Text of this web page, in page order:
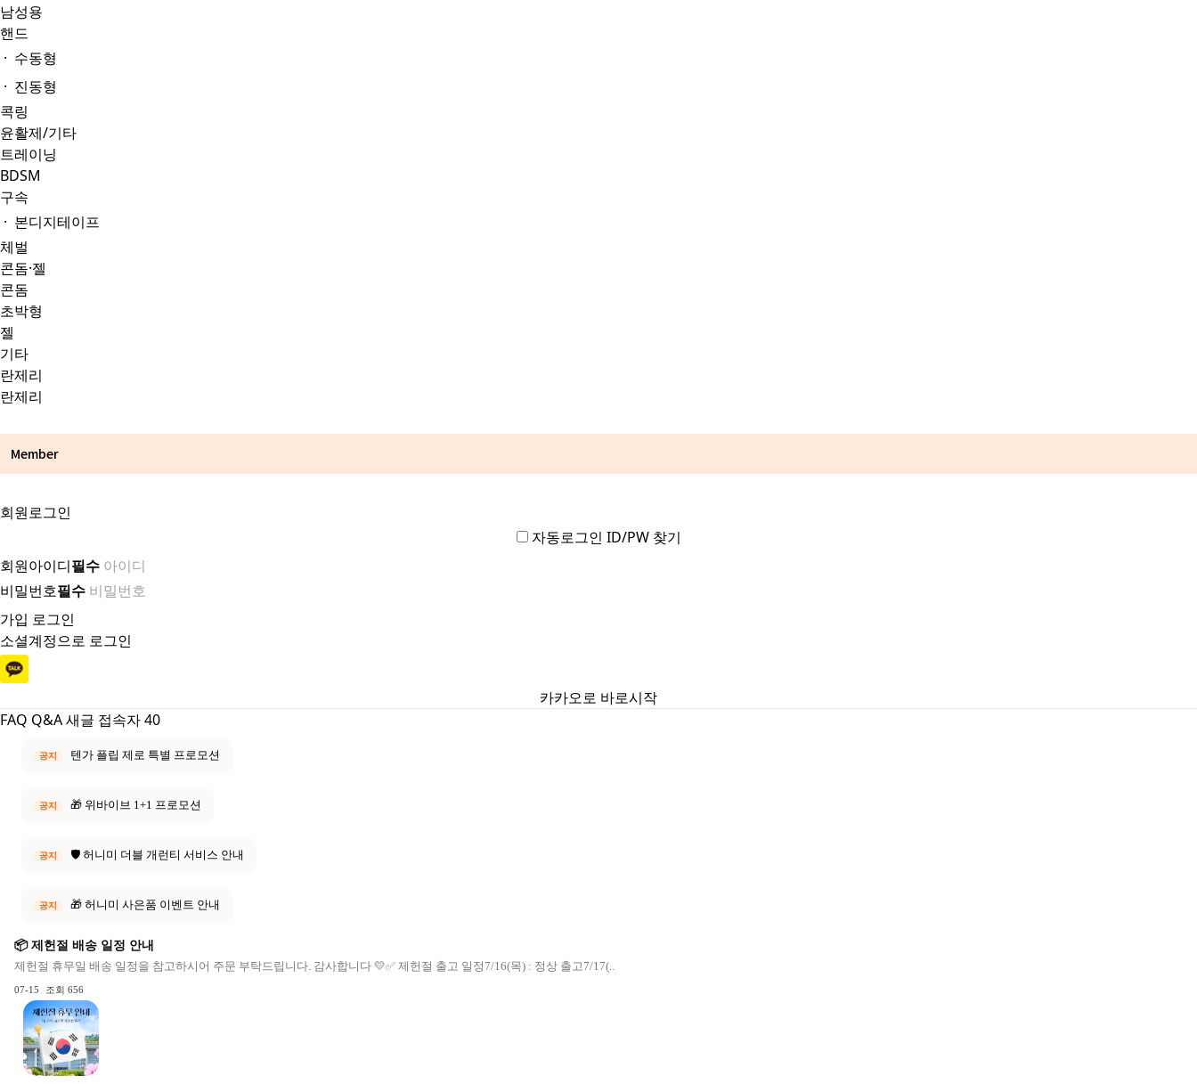
남성용
핸드
· 수동형
· 진동형
콕링
윤활제/기타
트레이닝
BDSM
구속
· 본디지테이프
체벌
콘돔·젤
콘돔
초박형
젤
기타
란제리
란제리
Member
회원로그인
자동로그인 ID/PW 찾기
회원아이디필수
비밀번호필수
가입 로그인
소셜계정으로 로그인
카카오로 바로시작
FAQ Q&A새글 접속자 40
공지 텐가 플립 제로 특별 프로모션
공지 🎁 위바이브 1+1 프로모션
공지 🛡️ 허니미 더블 개런티 서비스 안내
공지 🎁 허니미 사은품 이벤트 안내
📦 제헌절 배송 일정 안내
제헌절 휴무일 배송 일정을 참고하시어 주문 부탁드립니다. 감사합니다 💛✅ 제헌절 출고 일정7/16(목) : 정상 출고7/17(..
07-15 조회 656